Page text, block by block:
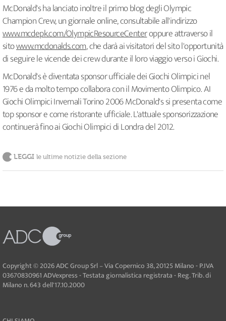
McDonald's ha lanciato inoltre il primo blog degli Olympic
Champion Crew, un giornale online, consultabile all'indirizzo
www.mcdepk.com/OlympicResourceCenteroppure attraverso il
sitowww.mcdonalds.com, che darà ai visitatori del sito l'opportunità
di seguire le vicende dei crew durante il loro viaggio verso i Giochi.
McDonald's è diventata sponsor ufficiale dei Giochi Olimpici nel
1976 e da molto tempo collabora con il Movimento Olimpico. AI
Giochi Olimpici Invernali Torino 2006 McDonald's si presenta come
top sponsor e come ristorante ufficiale. L'attuale sponsorizzazione
continuerà fino ai Giochi Olimpici di Londra del 2012.
LEGGI le ultime notizie della sezione
Copyright © 2026 ADC Group Srl – Via Copernico 38, 20125 Milano - P.IVA
03670830961 ADVexpress - Testata giornalistica registrata - Reg. Trib. di
Milano n. 643 dell'17.10.2000